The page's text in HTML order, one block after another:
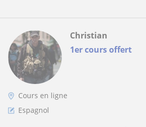
1er cours offert
Christian
Cours en ligne
Espagnol